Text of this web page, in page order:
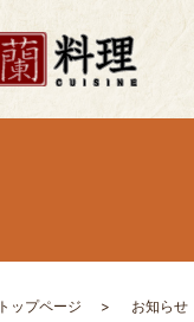
トップページ お知らせ